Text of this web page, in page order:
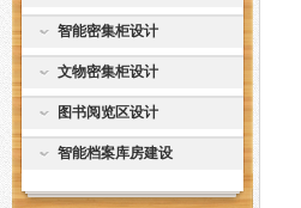
智能密集柜设计
文物密集柜设计
图书阅览区设计
智能档案库房建设